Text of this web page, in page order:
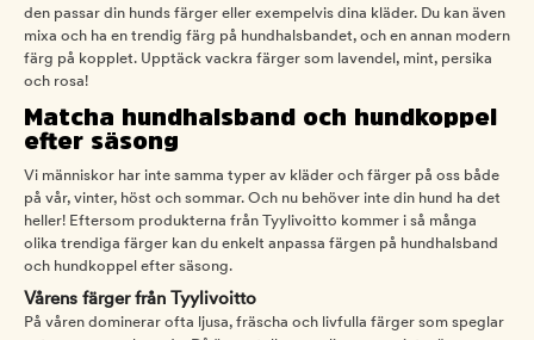
den passar din hunds färger eller exempelvis dina kläder. Du kan även
mixa och ha en trendig färg på hundhalsbandet, och en annan modern
färg på kopplet. Upptäck vackra färger som lavendel, mint, persika
och rosa!
Matcha hundhalsband och hundkoppel
efter säsong
Vi människor har inte samma typer av kläder och färger på oss både
på vår, vinter, höst och sommar. Och nu behöver inte din hund ha det
heller! Eftersom produkterna från Tyylivoitto kommer i så många
olika trendiga färger kan du enkelt anpassa färgen på hundhalsband
och hundkoppel efter säsong.
Vårens färger från Tyylivoitto
På våren dominerar ofta ljusa, fräscha och livfulla färger som speglar